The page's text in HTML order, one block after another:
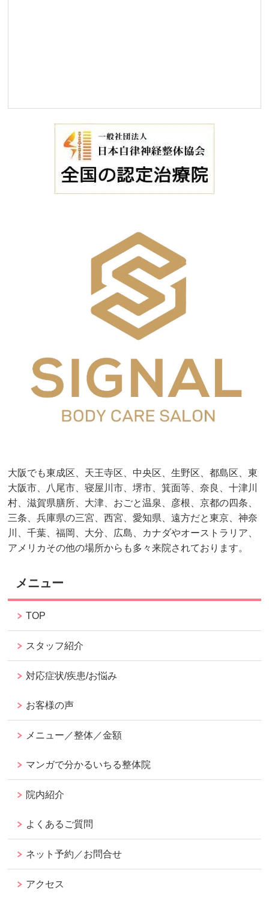
大阪でも東成区、天王寺区、中央区、生野区、都島区、東
大阪市、八尾市、寝屋川市、堺市、箕面等、奈良、十津川
村、滋賀県膳所、大津、おごと温泉、彦根、京都の四条、
三条、兵庫県の三宮、西宮、愛知県、遠方だと東京、神奈
川、千葉、福岡、大分、広島、カナダやオーストラリア、
アメリカその他の場所からも多々来院されております。
メニュー
TOP
スタッフ紹介
対応症状/疾患/お悩み
お客様の声
メニュー／整体／金額
マンガで分かるいちる整体院
院内紹介
よくあるご質問
ネット予約／お問合せ
アクセス